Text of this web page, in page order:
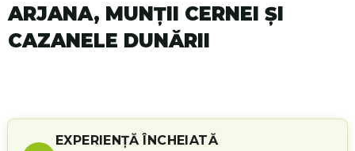
ARJANA, MUNȚII CERNEI ȘI
CAZANELE DUNĂRII
EXPERIENȚĂ ÎNCHEIATĂ